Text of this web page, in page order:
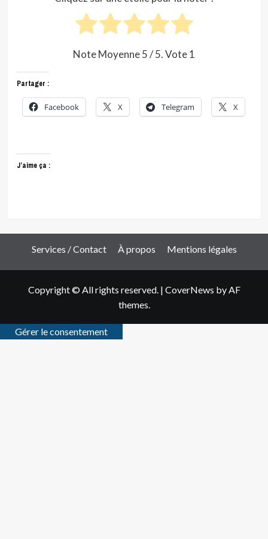
Note Moyenne5/ 5. Vote1
Partager :
Facebook X Telegram X
J’aime ça :
Services / Contact À propos Mentions légales
Copyright © All rights reserved. | CoverNews by AF
themes.
Gérer le consentement